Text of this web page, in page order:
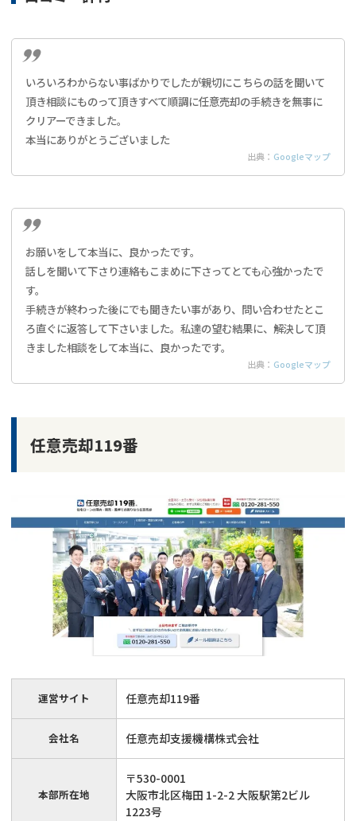
いろいろわからない事ばかりでしたが親切にこちらの話を聞いて
頂き相談にものって頂きすべて順調に任意売却の手続きを無事に
クリアーできました。
本当にありがとうございました
出典： Googleマップ
お願いをして本当に、良かったです。
話しを聞いて下さり連絡もこまめに下さってとても心強かったで
す。
手続きが終わった後にでも聞きたい事があり、問い合わせたとこ
ろ直ぐに返答して下さいました。私達の望む結果に、解決して頂
きました相談をして本当に、良かったです。
出典： Googleマップ
任意売却119番
運営サイト 任意売却119番
会社名 任意売却支援機構株式会社
本部所在地
〒530-0001
大阪市北区梅田 1-2-2 大阪駅第2ビル
1223号